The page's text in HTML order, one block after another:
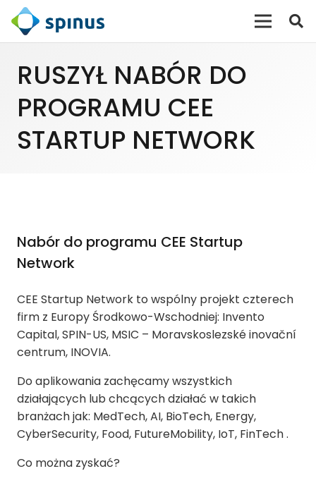
RUSZYŁ NABÓR DO
PROGRAMU CEE
STARTUP NETWORK
Nabór do programu CEE Startup
Network
CEE Startup Network to wspólny projekt czterech
firm z Europy Środkowo-Wschodniej: Invento
Capital, SPIN-US, MSIC – Moravskoslezské inovační
centrum, INOVIA.
Do aplikowania zachęcamy wszystkich
działających lub chcących działać w takich
branżach jak: MedTech, AI, BioTech, Energy,
CyberSecurity, Food, FutureMobility, IoT, FinTech .
Co można zyskać?